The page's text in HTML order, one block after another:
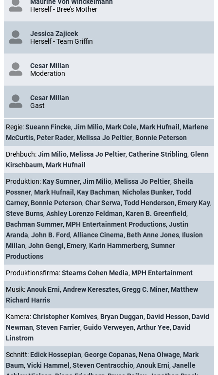
Herself - Bree's Mother
Jessica Zajicek
Herself - Team Griffin
Cesar Millan
Moderation
Cesar Millan
Gast
Regie:Sueann Fincke, Jim Milio, Mark Cole, Mark Hufnail, Marlene
McCurtis, Peter Rader, Melissa Jo Peltier, Bonnie Peterson
Drehbuch:Jim Milio, Melissa Jo Peltier, Catherine Stribling, Glenn
Kirschbaum, Mark Hufnail
Produktion: Kay Sumner, Jim Milio, Melissa Jo Peltier, Sheila
Possner, Mark Hufnail, Kay Bachman, Nicholas Bunker, Todd
Carney, Bonnie Peterson, Char Serwa, Todd Henderson, Emery Kay,
Steve Burns, Ashley Lorenzo Feldman, Karen B. Greenfield,
Bachman Summer, MPH Entertainment Productions, Justin
Aranda, John B. Ford, Alliance Cinema, Beth Anne Jones, Ilusion
Millan, John Gengl, Emery, Karin Hammerberg, Sumner
Productions
Produktionsfirma:Stearns Cohen Media, MPH Entertainment
Musik:Anouk Erni, Andrew Keresztes, Gregg C. Miner, Matthew
Richard Harris
Kamera:Christopher Komives, Bryan Duggan, David Hesson, David
Newman, Steven Farrier, Guido Verweyen, Arthur Yee, David
Linstrom
Schnitt: Edick Hossepian, George Copanas, Nena Olwage, Mark
Baum, Vicki Hammel, Steven Centracchio, Anouk Erni, Janelle